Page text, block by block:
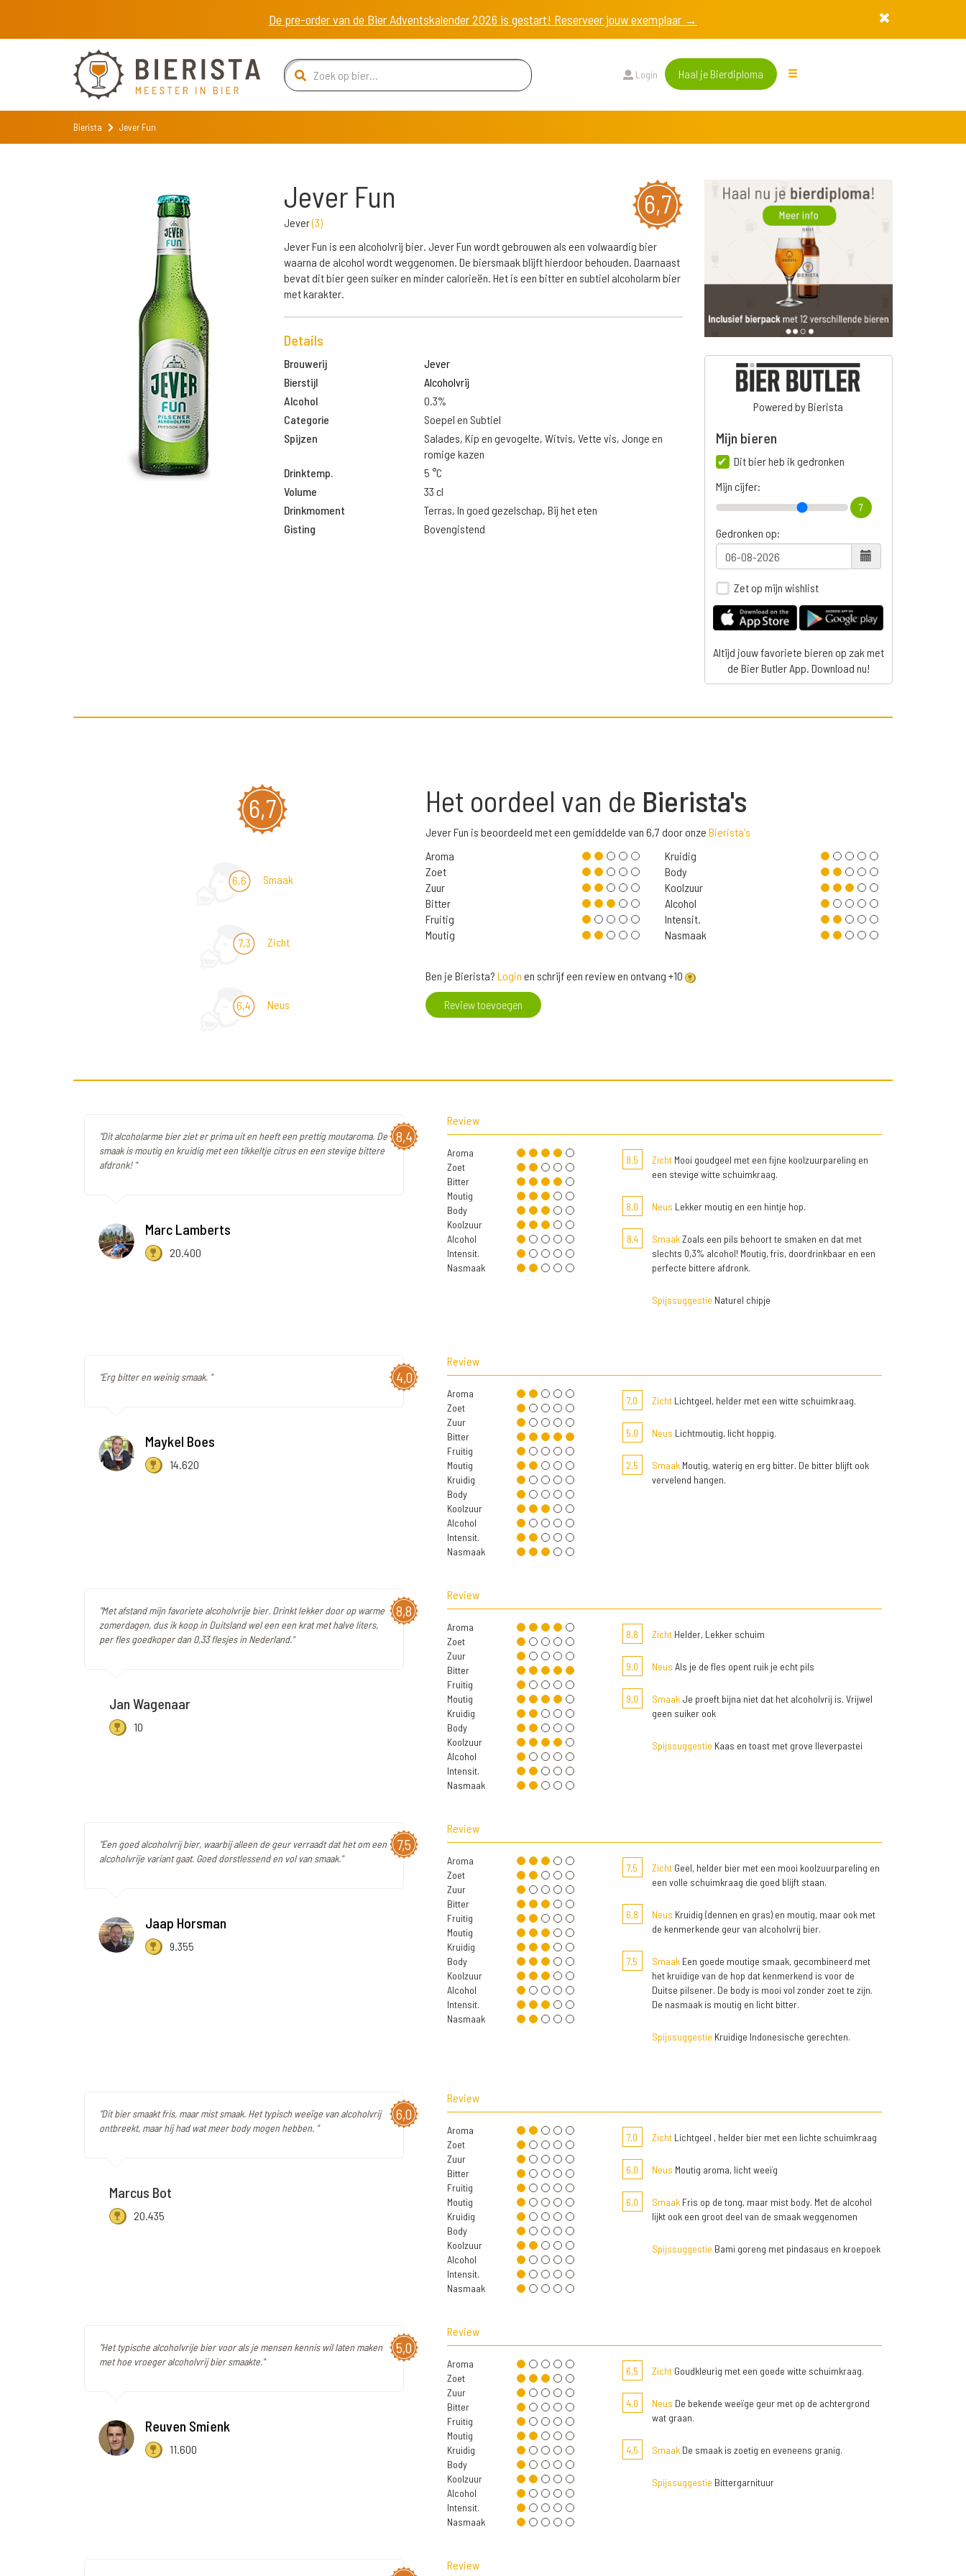
De pre-order van de Bier Adventskalender 2026 is gestart! Reserveer jouw exemplaar →
Login Haal je Bierdiploma
Bierista Jever Fun
6,7
Jever Fun
Jever(3)
Jever Fun is een alcoholvrij bier. Jever Fun wordt gebrouwen als een volwaardig bier
waarna de alcohol wordt weggenomen. De biersmaak blijft hierdoor behouden. Daarnaast
bevat dit bier geen suiker en minder calorieën. Het is een bitter en subtiel alcoholarm bier
met karakter.
Details
Brouwerij
Jever
Bierstijl
Alcoholvrij
Alcohol
0.3%
Categorie
Soepel en Subtiel
Spijzen
Salades, Kip en gevogelte, Witvis, Vette vis, Jonge en
romige kazen
Drinktemp.
5 °C
Volume
33 cl
Drinkmoment
Terras, In goed gezelschap, Bij het eten
Gisting
Bovengistend
Powered by Bierista
Mijn bieren
Dit bier heb ik gedronken
Mijn cijfer:
7
Gedronken op:
Zet op mijn wishlist
Altijd jouw favoriete bieren op zak met
de Bier Butler App. Download nu!
6,7
6,6 Smaak
7,3 Zicht
6,4 Neus
Het oordeel van de Bierista's
Jever Fun is beoordeeld met een gemiddelde van 6,7 door onze Bierista's
Aroma
Zoet
Zuur
Bitter
Fruitig
Moutig
Kruidig
Body
Koolzuur
Alcohol
Intensit.
Nasmaak
Ben je Bierista? Login en schrijf een review en ontvang +10
Review toevoegen
8,4
"Dit alcoholarme bier ziet er prima uit en heeft een prettig moutaroma. De
smaak is moutig en kruidig met een tikkeltje citrus en een stevige bittere
afdronk! "
Marc Lamberts
20.400
Review
Aroma
Zoet
Bitter
Moutig
Body
Koolzuur
Alcohol
Intensit.
Nasmaak
8,5 ZichtMooi goudgeel met een fijne koolzuurpareling en
een stevige witte schuimkraag.
8,0 Neus Lekker moutig en een hintje hop.
8,4 SmaakZoals een pils behoort te smaken en dat met
slechts 0,3% alcohol! Moutig, fris, doordrinkbaar en een
perfecte bittere afdronk.
Spijssuggestie Naturel chipje
4,0
"Erg bitter en weinig smaak. "
Maykel Boes
14.620
Review
Aroma
Zoet
Zuur
Bitter
Fruitig
Moutig
Kruidig
Body
Koolzuur
Alcohol
Intensit.
Nasmaak
7,0 ZichtLichtgeel, helder met een witte schuimkraag.
5,0 Neus Lichtmoutig, licht hoppig.
2,5 SmaakMoutig, waterig en erg bitter. De bitter blijft ook
vervelend hangen.
8,8
"Met afstand mijn favoriete alcoholvrije bier. Drinkt lekker door op warme
zomerdagen, dus ik koop in Duitsland wel een een krat met halve liters,
per fles goedkoper dan 0,33 flesjes in Nederland."
Jan Wagenaar
10
Review
Aroma
Zoet
Zuur
Bitter
Fruitig
Moutig
Kruidig
Body
Koolzuur
Alcohol
Intensit.
Nasmaak
8,8 ZichtHelder, Lekker schuim
9,0 Neus Als je de fles opent ruik je echt pils
9,0 SmaakJe proeft bijna niet dat het alcoholvrij is. Vrijwel
geen suiker ook
Spijssuggestie Kaas en toast met grove lleverpastei
7,5
"Een goed alcoholvrij bier, waarbij alleen de geur verraadt dat het om een
alcoholvrije variant gaat. Goed dorstlessend en vol van smaak."
Jaap Horsman
9.355
Review
Aroma
Zoet
Zuur
Bitter
Fruitig
Moutig
Kruidig
Body
Koolzuur
Alcohol
Intensit.
Nasmaak
7,5 ZichtGeel, helder bier met een mooi koolzuurpareling en
een volle schuimkraag die goed blijft staan.
6,8 Neus Kruidig (dennen en gras) en moutig, maar ook met
de kenmerkende geur van alcoholvrij bier.
7,5 SmaakEen goede moutige smaak, gecombineerd met
het kruidige van de hop dat kenmerkend is voor de
Duitse pilsener. De body is mooi vol zonder zoet te zijn.
De nasmaak is moutig en licht bitter.
Spijssuggestie Kruidige Indonesische gerechten.
6,0
"Dit bier smaakt fris, maar mist smaak. Het typisch weeïge van alcoholvrij
ontbreekt, maar hij had wat meer body mogen hebben. "
Marcus Bot
20.435
Review
Aroma
Zoet
Zuur
Bitter
Fruitig
Moutig
Kruidig
Body
Koolzuur
Alcohol
Intensit.
Nasmaak
7,0 ZichtLichtgeel , helder bier met een lichte schuimkraag
6,0 Neus Moutig aroma, licht weeïg
6,0 SmaakFris op de tong, maar mist body. Met de alcohol
lijkt ook een groot deel van de smaak weggenomen
Spijssuggestie Bami goreng met pindasaus en kroepoek
5,0
"Het typische alcoholvrije bier voor als je mensen kennis wil laten maken
met hoe vroeger alcoholvrij bier smaakte."
Reuven Smienk
11.600
Review
Aroma
Zoet
Zuur
Bitter
Fruitig
Moutig
Kruidig
Body
Koolzuur
Alcohol
Intensit.
Nasmaak
6,5 ZichtGoudkleurig met een goede witte schuimkraag.
4,0 Neus De bekende weeïge geur met op de achtergrond
wat graan.
4,5 SmaakDe smaak is zoetig en eveneens granig.
Spijssuggestie Bittergarnituur
Review